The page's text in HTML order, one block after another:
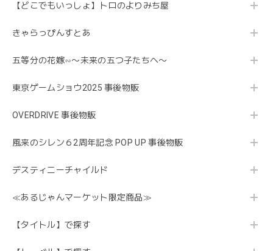
【どこでもいっしょ】トロのよりみち屋
きゃらっぴんすとあ
五等分の花嫁∽〜未来の五つ子たちへ〜
東京ゲームショウ2025 事後物販
OVERDRIVE 事後物販
風来のシレン６2周年記念 POP UP 事後物販
デスティニーチャイルド
≪あるじゃんマーケット限定商品≫
【タイトル】で探す